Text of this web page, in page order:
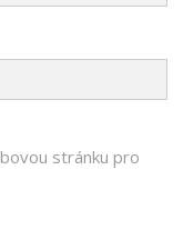
stránku pro